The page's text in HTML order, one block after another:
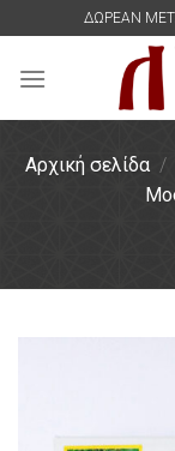
content
ΔΩΡΕΑΝ
Αρχική σελίδα /